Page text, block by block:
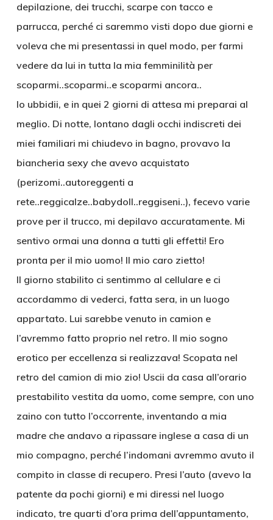
depilazione, dei trucchi, scarpe con tacco e
parrucca, perché ci saremmo visti dopo due giorni e
voleva che mi presentassi in quel modo, per farmi
vedere da lui in tutta la mia femminilità per
scoparmi..scoparmi..e scoparmi ancora..
Io ubbidii, e in quei 2 giorni di attesa mi preparai al
meglio. Di notte, lontano dagli occhi indiscreti dei
miei familiari mi chiudevo in bagno, provavo la
biancheria sexy che avevo acquistato
(perizomi..autoreggenti a
rete..reggicalze..babydoll..reggiseni..), fecevo varie
prove per il trucco, mi depilavo accuratamente. Mi
sentivo ormai una donna a tutti gli effetti! Ero
pronta per il mio uomo! Il mio caro zietto!
Il giorno stabilito ci sentimmo al cellulare e ci
accordammo di vederci, fatta sera, in un luogo
appartato. Lui sarebbe venuto in camion e
l’avremmo fatto proprio nel retro. Il mio sogno
erotico per eccellenza si realizzava! Scopata nel
retro del camion di mio zio! Uscii da casa all’orario
prestabilito vestita da uomo, come sempre, con uno
zaino con tutto l’occorrente, inventando a mia
madre che andavo a ripassare inglese a casa di un
mio compagno, perché l’indomani avremmo avuto il
compito in classe di recupero. Presi l’auto (avevo la
patente da pochi giorni) e mi diressi nel luogo
indicato, tre quarti d’ora prima dell’appuntamento,